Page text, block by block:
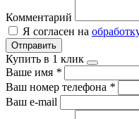
Комментарий
Я согласен на
Отправить
Купить в 1 клик
Ваше имя *
Ваш номер телефона *
Ваш e-mail